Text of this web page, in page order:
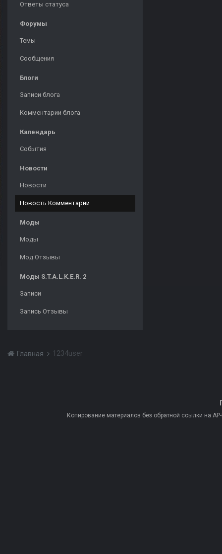
Ответы статуса
Форумы
Темы
Сообщения
Блоги
Записи блога
Комментарии блога
Календарь
События
Новости
Новости
Новость Комментарии
Моды
Моды
Мод Отзывы
Моды S.T.A.L.K.E.R. 2
Записи
Запись Отзывы
Главная 1234user
Копирование материалов без обратной ссылки на